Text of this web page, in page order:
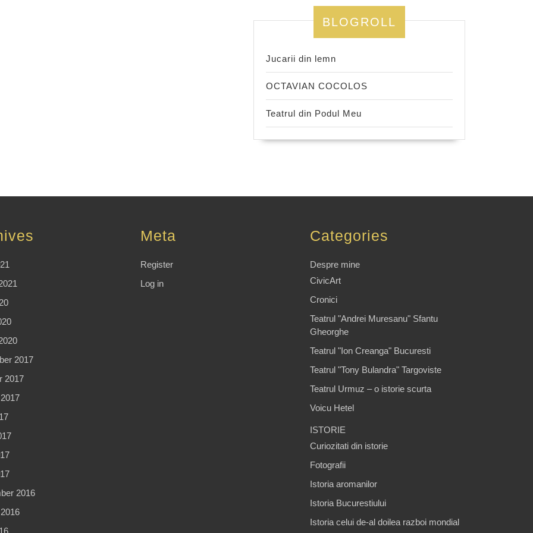
BLOGROLL
Jucarii din lemn
OCTAVIAN COCOLOS
Teatrul din Podul Meu
2017
2017
2016
Meta
Register
Log in
Categories
Despre mine
CivicArt
Cronici
Teatrul "Andrei Muresanu" Sfantu
Gheorghe
Teatrul "Ion Creanga" Bucuresti
Teatrul "Tony Bulandra" Targoviste
Teatrul Urmuz – o istorie scurta
Voicu Hetel
ISTORIE
Curiozitati din istorie
Fotografii
Istoria aromanilor
Istoria Bucurestiului
Istoria celui de-al doilea razboi mondial